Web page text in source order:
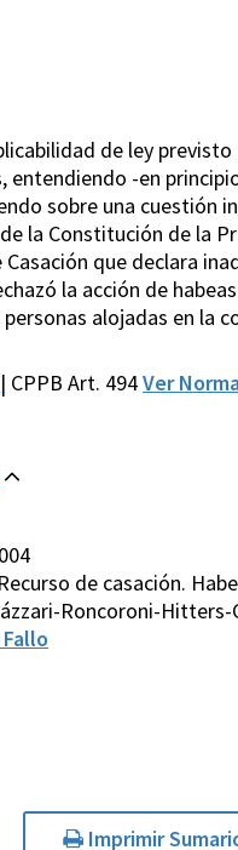
de ley
-en
sobre una
la Constitución de la
que declara
la acción de
alojadas en la
| CPPB Art. 494Ver
de casación.
Roncoroni-
Imprimir